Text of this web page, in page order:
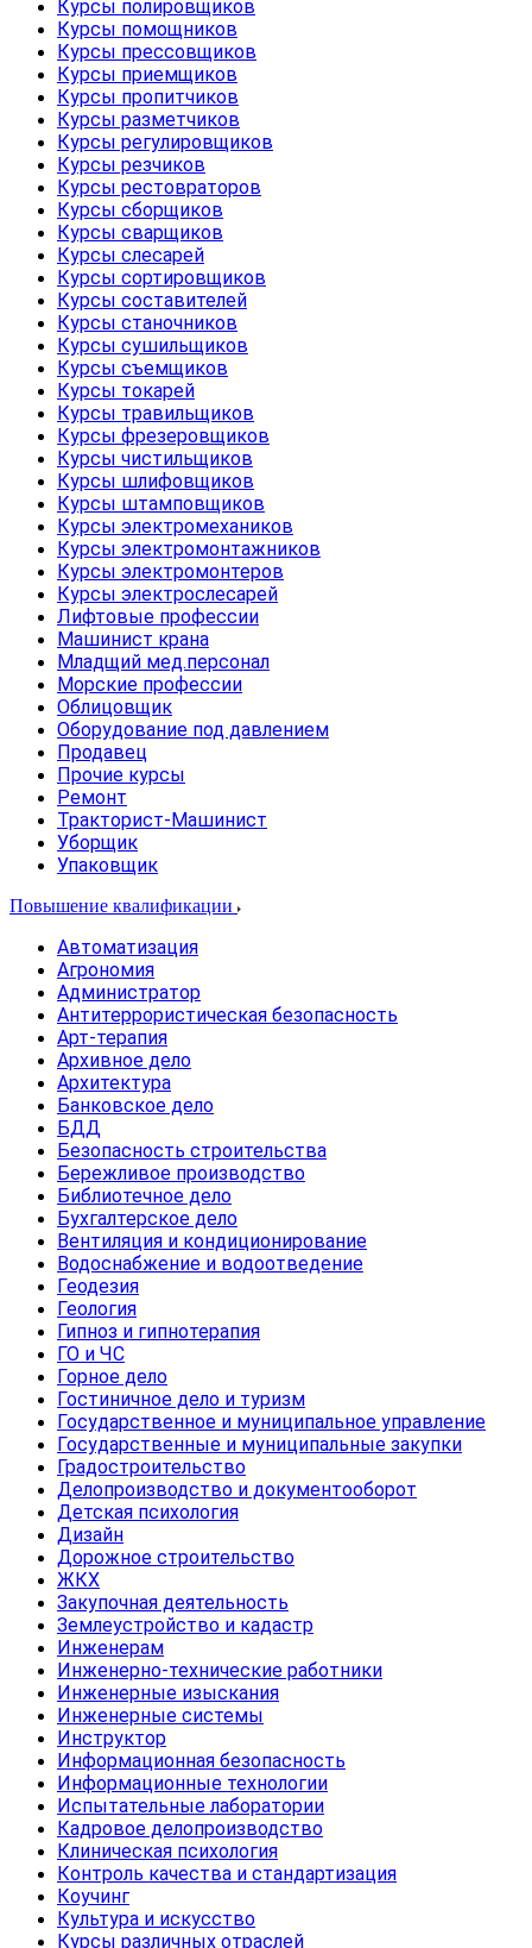
Курсы полировщиков
Курсы помощников
Курсы прессовщиков
Курсы приемщиков
Курсы пропитчиков
Курсы разметчиков
Курсы регулировщиков
Курсы резчиков
Курсы рестовраторов
Курсы сборщиков
Курсы сварщиков
Курсы слесарей
Курсы сортировщиков
Курсы составителей
Курсы станочников
Курсы сушильщиков
Курсы съемщиков
Курсы токарей
Курсы травильщиков
Курсы фрезеровщиков
Курсы чистильщиков
Курсы шлифовщиков
Курсы штамповщиков
Курсы электромехаников
Курсы электромонтажников
Курсы электромонтеров
Курсы электрослесарей
Лифтовые профессии
Машинист крана
Младщий мед.персонал
Морские профессии
Облицовщик
Оборудование под давлением
Продавец
Прочие курсы
Ремонт
Тракторист-Машинист
Уборщик
Упаковщик
Повышение квалификации
Автоматизация
Агрономия
Администратор
Антитеррористическая безопасность
Арт-терапия
Архивное дело
Архитектура
Банковское дело
БДД
Безопасность строительства
Бережливое производство
Библиотечное дело
Бухгалтерское дело
Вентиляция и кондиционирование
Водоснабжение и водоотведение
Геодезия
Геология
Гипноз и гипнотерапия
ГО и ЧС
Горное дело
Гостиничное дело и туризм
Государственное и муниципальное управление
Государственные и муниципальные закупки
Градостроительство
Делопроизводство и документооборот
Детская психология
Дизайн
Дорожное строительство
ЖКХ
Закупочная деятельность
Землеустройство и кадастр
Инженерам
Инженерно-технические работники
Инженерные изыскания
Инженерные системы
Инструктор
Информационная безопасность
Информационные технологии
Испытательные лаборатории
Кадровое делопроизводство
Клиническая психология
Контроль качества и стандартизация
Коучинг
Культура и искусство
Курсы различных отраслей